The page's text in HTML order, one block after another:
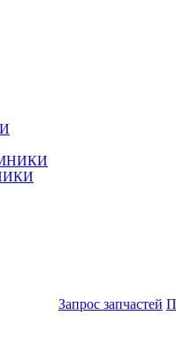
Запрос запчастей